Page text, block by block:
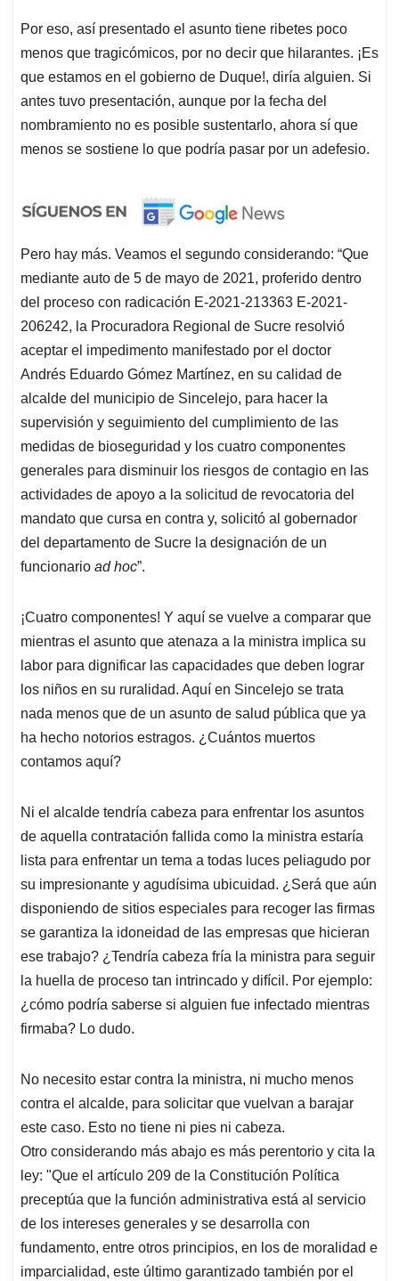
Por eso, así presentado el asunto tiene ribetes poco
menos que tragicómicos, por no decir que hilarantes. ¡Es
que estamos en el gobierno de Duque!, diría alguien. Si
antes tuvo presentación, aunque por la fecha del
nombramiento no es posible sustentarlo, ahora sí que
menos se sostiene lo que podría pasar por un adefesio.
Pero hay más. Veamos el segundo considerando: “Que
mediante auto de 5 de mayo de 2021, proferido dentro
del proceso con radicación E-2021-213363 E-2021-
206242, la Procuradora Regional de Sucre resolvió
aceptar el impedimento manifestado por el doctor
Andrés Eduardo Gómez Martínez, en su calidad de
alcalde del municipio de Sincelejo, para hacer la
supervisión y seguimiento del cumplimiento de las
medidas de bioseguridad y los cuatro componentes
generales para disminuir los riesgos de contagio en las
actividades de apoyo a la solicitud de revocatoria del
mandato que cursa en contra y, solicitó al gobernador
del departamento de Sucre la designación de un
funcionario ad hoc”.
¡Cuatro componentes! Y aquí se vuelve a comparar que
mientras el asunto que atenaza a la ministra implica su
labor para dignificar las capacidades que deben lograr
los niños en su ruralidad. Aquí en Sincelejo se trata
nada menos que de un asunto de salud pública que ya
ha hecho notorios estragos. ¿Cuántos muertos
contamos aquí?
Ni el alcalde tendría cabeza para enfrentar los asuntos
de aquella contratación fallida como la ministra estaría
lista para enfrentar un tema a todas luces peliagudo por
su impresionante y agudísima ubicuidad. ¿Será que aún
disponiendo de sitios especiales para recoger las firmas
se garantiza la idoneidad de las empresas que hicieran
ese trabajo? ¿Tendría cabeza fría la ministra para seguir
la huella de proceso tan intrincado y difícil. Por ejemplo:
¿cómo podría saberse si alguien fue infectado mientras
firmaba? Lo dudo.
No necesito estar contra la ministra, ni mucho menos
contra el alcalde, para solicitar que vuelvan a barajar
este caso. Esto no tiene ni pies ni cabeza.
Otro considerando más abajo es más perentorio y cita la
ley: "Que el artículo 209 de la Constitución Política
preceptúa que la función administrativa está al servicio
de los intereses generales y se desarrolla con
fundamento, entre otros principios, en los de moralidad e
imparcialidad, este último garantizado también por el